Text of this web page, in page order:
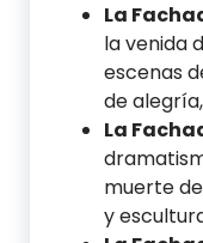
La
la venida
escenas
de
La
muerte
y